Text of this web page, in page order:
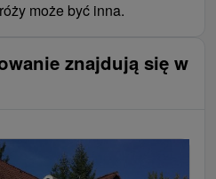
może być inna.
znajdują się w